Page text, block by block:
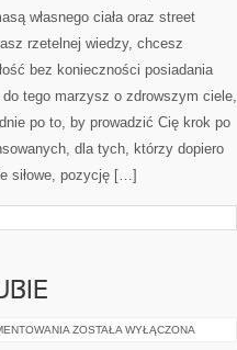
własnego ciała oraz street
rzetelnej wiedzy, chcesz
bez konieczności posiadania
tego marzysz o zdrowszym ciele,
po to, by prowadzić Cię krok po
dla tych, którzy dopiero
siłowe, pozycję […]
MAŁŻEŃSTWO
ZOSTAŁA WYŁĄCZONA